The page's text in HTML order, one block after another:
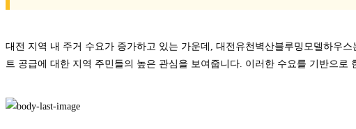
대전 지역 내 주거 수요가 증가하고 있는 가운데, 대전유천벽산블루밍모델하우
트 공급에 대한 지역 주민들의 높은 관심을 보여줍니다. 이러한 수요를 기반으